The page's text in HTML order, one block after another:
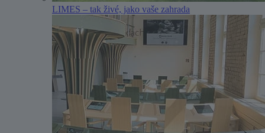
LIMES – tak živé, jako vaše zahrada